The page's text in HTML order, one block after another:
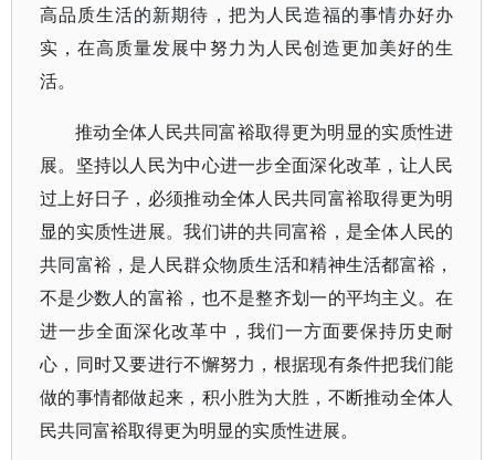
高品质生活的新期待，把为人民造福的事情办好办
实，在高质量发展中努力为人民创造更加美好的生
活。
推动全体人民共同富裕取得更为明显的实质性进
展。坚持以人民为中心进一步全面深化改革，让人民
过上好日子，必须推动全体人民共同富裕取得更为明
显的实质性进展。我们讲的共同富裕，是全体人民的
共同富裕，是人民群众物质生活和精神生活都富裕，
不是少数人的富裕，也不是整齐划一的平均主义。在
进一步全面深化改革中，我们一方面要保持历史耐
心，同时又要进行不懈努力，根据现有条件把我们能
做的事情都做起来，积小胜为大胜，不断推动全体人
民共同富裕取得更为明显的实质性进展。